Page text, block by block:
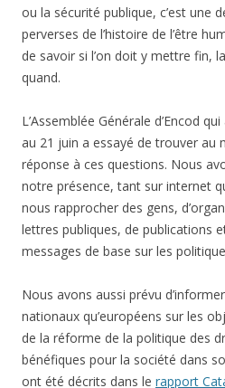
ou la sécurité publique, c’est une
perverses de l’histoire de l’être
de savoir si l’on doit y mettre fin,
quand.
L’Assemblée Générale d’Encod
au 21 juin a essayé de trouver au
réponse à ces questions. Nous
notre présence, tant sur internet
nous rapprocher des gens,
lettres publiques, de publications
messages de base sur les
Nous avons aussi prévu
nationaux qu’européens sur les
de la réforme de la politique des
bénéfiques pour la société dans
ont été décrits dans le rapport